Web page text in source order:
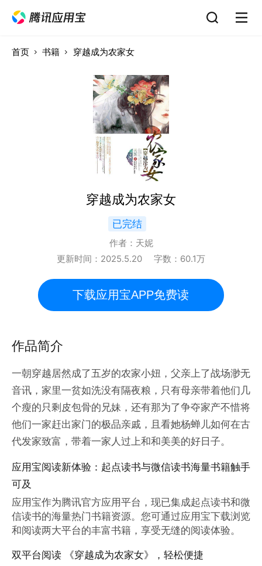
首页 书籍 穿越成为农家女
穿越成为农家女
已完结
作者： 天妮
更新时间： 2025.5.20 字数： 60.1万
下载应用宝APP免费读
作品简介
一朝穿越居然成了五岁的农家小妞，父亲上了战场渺无
音讯，家里一贫如洗没有隔夜粮，只有母亲带着他们几
个瘦的只剩皮包骨的兄妹，还有那为了争夺家产不惜将
他们一家赶出家门的极品亲戚，且看她杨蝉儿如何在古
代发家致富，带着一家人过上和和美美的好日子。
应用宝阅读新体验：起点读书与微信读书海量书籍触手
可及
应用宝作为腾讯官方应用平台，现已集成起点读书和微
信读书的海量热门书籍资源。您可通过应用宝下载浏览
和阅读两大平台的丰富书籍，享受无缝的阅读体验。
双平台阅读 《穿越成为农家女》，轻松便捷